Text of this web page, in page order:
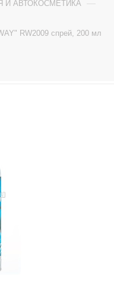
И АВТОКОСМЕТИКА —
RW2009 спрей, 200 мл